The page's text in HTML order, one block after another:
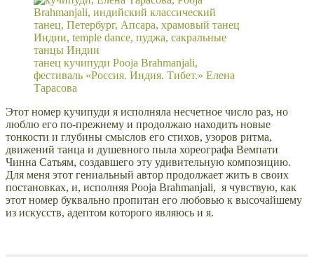
танец кучипуди Pooja Brahmanjali,
фестиваль «Россия. Индия. Тибет.» Елена
Тарасова
Этот номер кучипуди я исполняла несчетное число раз, но
люблю его по-прежнему и продолжаю находить новые
тонкости и глубины смыслов его стихов, узоров ритма,
движений танца и душевного пыла хореографа Вемпати
Чинна Сатьям, создавшего эту удивительную композицию.
Для меня этот гениальный автор продолжает жить в своих
постановках, и, исполняя Pooja Brahmanjali, я чувствую, как
этот номер буквально пропитан его любовью к высочайшему
из искусств, адептом которого являюсь и я.